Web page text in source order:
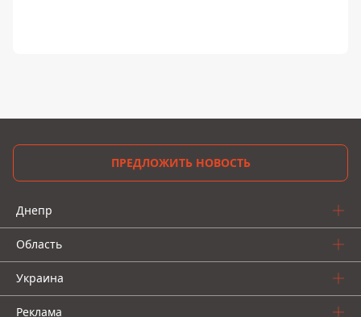
ПРЕДЛОЖИТЬ НОВОСТЬ
Днепр
Область
Украина
Реклама